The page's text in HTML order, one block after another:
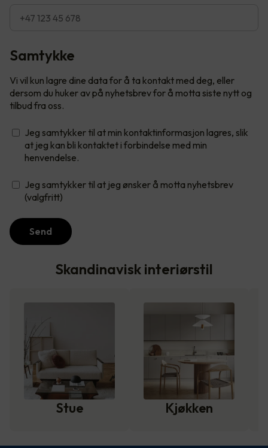
Samtykke
Vi vil kun lagre dine data for å ta kontakt med deg, eller
dersom du huker av på nyhetsbrev for å motta siste nytt og
tilbud fra oss.
Jeg samtykker til at min kontaktinformasjon lagres, slik
at jeg kan bli kontaktet i forbindelse med min
henvendelse.
Jeg samtykker til at jeg ønsker å motta nyhetsbrev
(valgfritt)
Send
Skandinavisk interiørstil
Stue Kjøkken